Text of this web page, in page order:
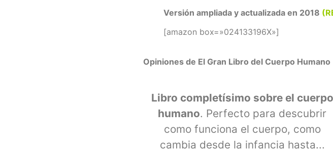
Versión ampliada y actualizada en 2018
[amazon box=»024133196X»]
Opiniones de El Gran Libro del Cuerpo Humano
Libro completísimo sobre el cuerpo
humano. Perfecto para descubrir
como funciona el cuerpo, como
cambia desde la infancia hasta...